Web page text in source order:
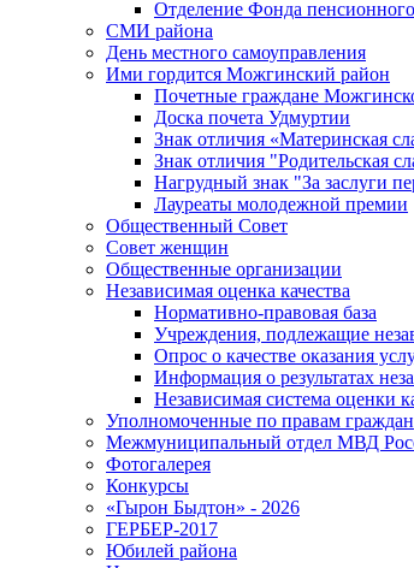
Отделение Фонда
СМИ района
День местного самоуправления
Ими гордится Можгинский район
Почетные граждане
Доска почета Удмуртии
Знак отличия «Материнская
Знак отличия "Родительская
Нагрудный знак "За заслуги
Лауреаты молодежной премии
Общественный Совет
Совет женщин
Общественные организации
Независимая оценка качества
Нормативно-правовая база
Учреждения, подлежащие
Опрос о качестве оказания
Информация о результатах
Независимая система оценки
Уполномоченные по правам граждан
Межмуниципальный отдел МВД
Фотогалерея
Конкурсы
«Гырон Быдтон» - 2026
ГЕРБЕР-2017
Юбилей района